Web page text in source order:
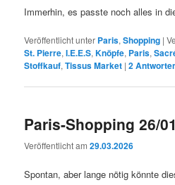
Immerhin, es passte noch alles in
Veröffentlicht unter Paris,Shopping |
St. Pierre,I.E.E.S,Knöpfe, Paris,
Stoffkauf,Tissus Market |2
Paris-Shopping 26/01
Veröffentlicht am29.03.2026
Spontan, aber lange nötig könnte